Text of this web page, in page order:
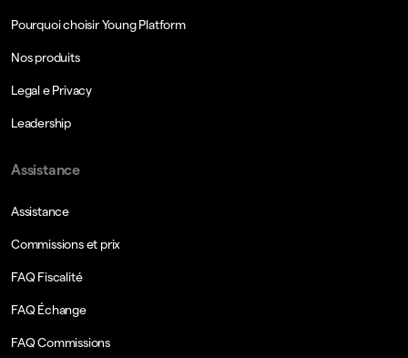
Pourquoi choisir Young Platform
Nos produits
Legal e Privacy
Leadership
Assistance
Assistance
Commissions et prix
FAQ Fiscalité
FAQ Échange
FAQ Commissions